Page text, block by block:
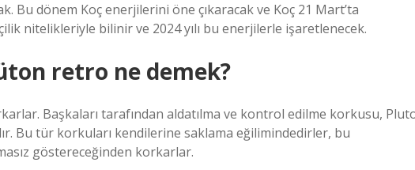
Bu dönem Koç enerjilerini öne çıkaracak ve Koç 21 Mart’ta
nitelikleriyle bilinir ve 2024 yılı bu enerjilerle işaretlenecek.
retro ne demek?
Başkaları tarafından aldatılma ve kontrol edilme korkusu,
Bu tür korkuları kendilerine saklama eğilimindedirler, bu
göstereceğinden korkarlar.